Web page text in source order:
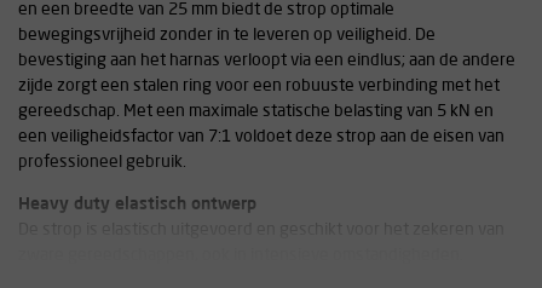
en een breedte van 25 mm biedt de strop optimale
bewegingsvrijheid zonder in te leveren op veiligheid. De
bevestiging aan het harnas verloopt via een eindlus; aan de andere
zijde zorgt een stalen ring voor een robuuste verbinding met het
gereedschap. Met een maximale statische belasting van 5 kN en
een veiligheidsfactor van 7:1 voldoet deze strop aan de eisen van
professioneel gebruik.
Heavy duty elastisch ontwerp